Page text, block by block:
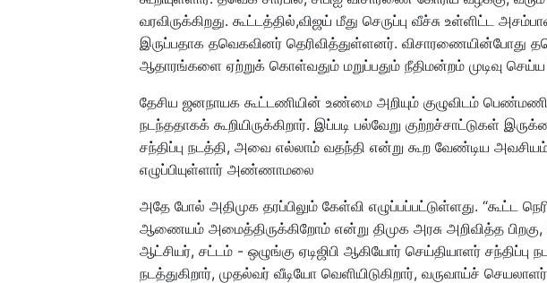
வரவிருக்கிறது. கூட்டத்தில்,விஜய் மீது செருப்பு வீச்சு உள்ளிட்ட
இருப்பதாக தவெகவினர் தெரிவித்துள்ளனர். விசாரணையின்போது
ஆதாரங்களை ஏற்றுக் கொள்வதும் மறுப்பதும் நீதிமன்றம் முடிவு
தேசிய ஜனநாயக கூட்டணியின் உண்மை அறியும் குழுவிடம் பெண்மணி
நடந்ததாகக் கூறியிருக்கிறார். இப்படி பல்வேறு குற்றச்சாட்டுகள்
சந்திப்பு நடத்தி, அவை எல்லாம் வதந்தி என்று கூற வேண்டிய
எழுப்பியுள்ளார் அண்ணாமலை
அதே போல் அதிமுக தரப்பிலும் கேள்வி எழுப்பப்பட்டுள்ளது. “கூட்ட
ஆணையம் அமைத்திருக்கிறோம் என்று திமுக அரசு அறிவித்த பிறகு,
ஆட்சியர், சட்டம் - ஒழுங்கு ஏடிஜிபி ஆகியோர் செய்தியாளர் சந்திப்பு
நடத்துகிறார், முதல்வர் வீடியோ வெளியிடுகிறார், வருவாய்ச்